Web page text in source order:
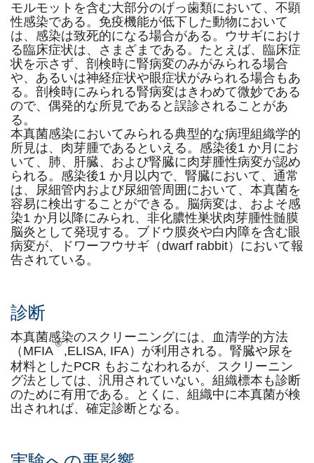
モルモットを含む大部分のげっ歯類において、不顕
性感染である。免疫機能が低下した動物において
は、感染は致死的になる場合がある。ウサギにおけ
る臨床症状は、さまざまである。たとえば、臨床症
状を示さず、剖検時に腎病変のみがみられる場合
や、あるいは神経症状や眼症状がみられる場合もあ
る。剖検時にみられる腎病変はきわめて微妙である
ので、偶発的な所見であると誤診されることがあ
る。
本真菌感染においてみられる典型的な病理組織学的
所見は、肉芽腫であるといえる。感染後1 か月にお
いて、肺、肝臓、および腎臓に肉芽腫性病変が認め
られる。感染後1 か月以内で、腎臓において、通常
は、尿細管内および尿細管周囲において、本真菌を
容易に検出することができる。脳病変は、およそ感
染1 か月以降にみられ、非化膿性巣状肉芽腫性髄膜
脳炎として発現する。ブドウ膜炎や白内障を含む眼
病変が、ドワーフウサギ（dwarf rabbit）において報
告されている。
診断
本真菌感染のスクリーニングには、血清学的方法
（MFIA
®
,ELISA, IFA）が利用される。腎臓や尿を
材料としたPCR もおこなわれるが、スクリーニン
グ法としては、汎用されていない。組織標本も診断
のために有用である。とくに、組織中に本真菌が検
出されれば、確定診断となる。